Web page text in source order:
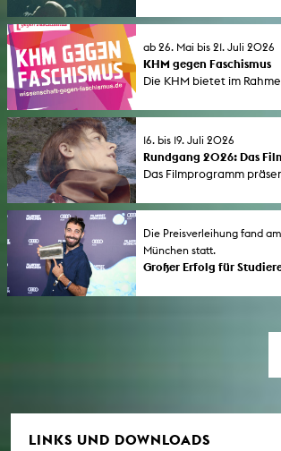
laufen vier Filme mit
ab 26. Mai bis 21. Juli 2026
KHM gegen Faschismus
Die KHM bietet im
gegen Faschismus" (1.
Veranstaltungen an.
16. bis 19. Juli 2026
Rundgang 2026: Das
Das Filmprogramm
Kunsthochschule für
und im Filmforum NRW im
statt.
Die Preisverleihung fand
München statt.
Großer Erfolg für
MÜNCHEN 2026
Year Had 364 Days”
Almourad Aldeeb wurde
Jurypreise.
LINKS UND DOWNLOADS